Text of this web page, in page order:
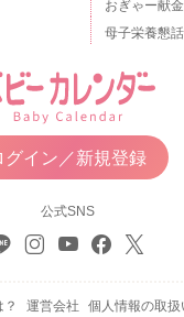
おぎゃー献金
母子栄養懇
グイン／新規登録
公式SNS
運営会社 個人情報の取扱